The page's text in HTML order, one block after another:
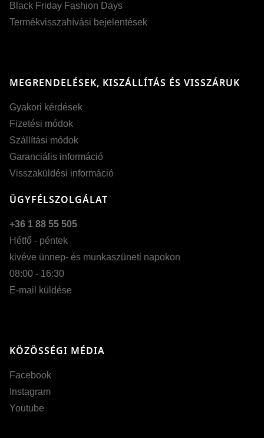
Black Friday Fashion Days
Termékvisszahívási bejelentések
MEGRENDELÉSEK, KISZÁLLÍTÁS ÉS VISSZÁRUK
Gyakori kérdések
Fizetési módok
Szállítási módok
Garanciális információ
Visszaküldési információ
ÜGYFÉLSZOLGÁLAT
+36 1 88 55 505
Hétfő - péntek
kivéve ünnep- és munkaszüneti napokon
08:00 - 16:30
E-mail küldése
KÖZÖSSÉGI MÉDIA
Facebook
Instagram
Youtube